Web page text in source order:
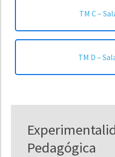
TM C –
TM D –
Pedagógica